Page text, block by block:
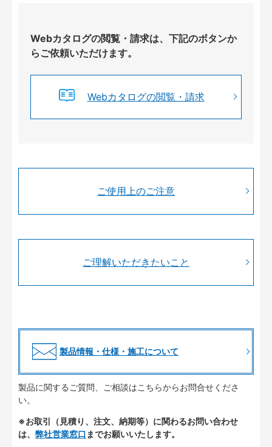
Webカタログの閲覧・請求は、下記のボタンか
らご依頼いただけます。
Webカタログの閲覧・請求
ご使用上のご注意
ご理解いただきたいこと
製品情報・仕様・施工について
製品に関するご質問、ご相談はこちらからお問合せくださ
い。
※お取引（見積り、注文、納期等）に関わるお問い合わせ
は、 弊社営業窓口 までお願いいたします。